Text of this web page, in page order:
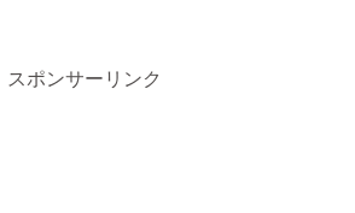
スポンサーリンク